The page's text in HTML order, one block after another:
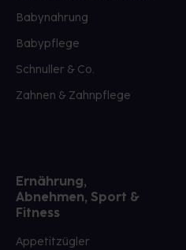
Babynahrung
Babypflege
Schnuller & Co.
Zahnen & Zahnpflege
Ernährung,
Abnehmen, Sport &
Fitness
Appetitzügler